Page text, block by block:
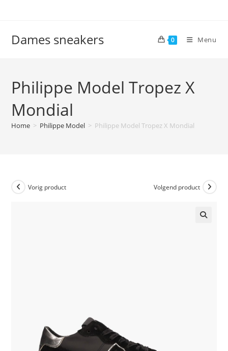
Dames sneakers 0 Menu
Philippe Model Tropez X
Mondial
Home > Philippe Model > Philippe Model Tropez X Mondial
Vorig product Volgend product